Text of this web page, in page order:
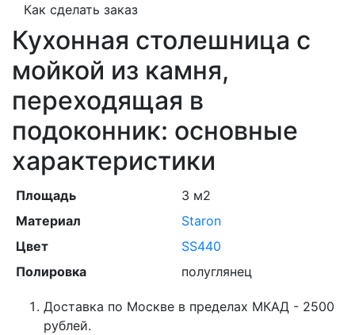
Как сделать заказ
Кухонная столешница c
мойкой из камня,
переходящая в
подоконник: основные
характеристики
Площадь
3 м2
Материал
Staron
Цвет
SS440
Полировка
полуглянец
Доставка по Москве в пределах МКАД - 2500
рублей.